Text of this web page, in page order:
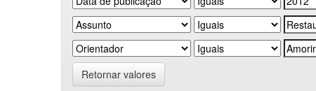
Retornar valores